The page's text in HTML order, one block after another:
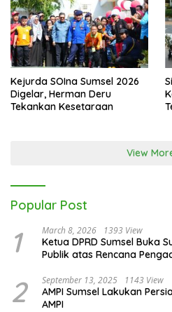
Kejurda SOIna Sumsel 2026
Digelar, Herman Deru
Tekankan Kesetaraan
View
Popular Post
1 March 8, 2026 1393 View
Ketua DPRD Sumsel Buka
Publik atas Rencana
2 September 13, 2025 1143 View
AMPI Sumsel Lakukan
AMPI